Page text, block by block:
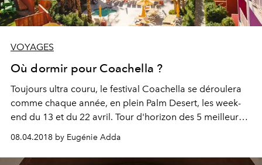
VOYAGES
Où dormir pour Coachella ?
Toujours ultra couru, le festival Coachella se déroulera
comme chaque année, en plein Palm Desert, les week-
end du 13 et du 22 avril. Tour d'horizon des 5 meilleurs
hôtels de la ville voisine de Palm Springs, là où toute la
faune du festival se retrouve entre deux concerts.
08.04.2018 by Eugénie Adda